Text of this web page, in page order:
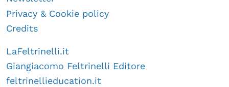
Privacy & Cookie policy
Credits
LaFeltrinelli.it
Giangiacomo Feltrinelli Editore
feltrinellieducation.it